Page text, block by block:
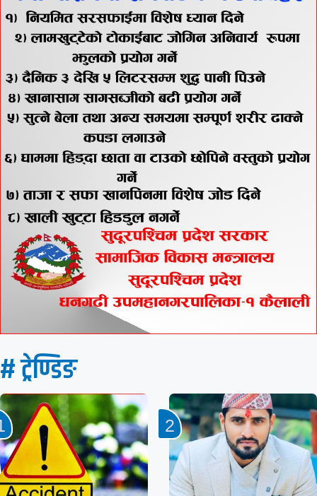
# ट्रेण्डिङ